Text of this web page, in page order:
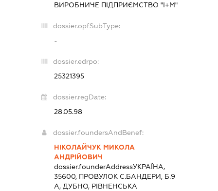
ВИРОБНИЧЕ ПІДПРИЄМСТВО "І+М"
dossier.opfSubType:
-
dossier.edrpo:
25321395
dossier.regDate:
28.05.98
dossier.foundersAndBenef:
НІКОЛАЙЧУК МИКОЛА
АНДРІЙОВИЧ
dossier.founderAddressУКРАЇНА,
35600, ПРОВУЛОК С.БАНДЕРИ, Б.9
А, ДУБНО, РІВНЕНСЬКА